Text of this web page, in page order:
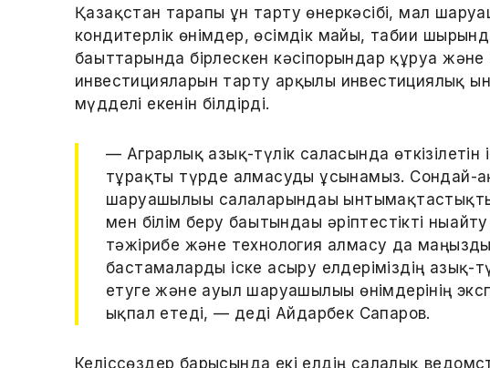
Қазақстан тарапы ұн тарту өнеркәсібі, мал
кондитерлік өнімдер, өсімдік майы, табиғи
бағыттарында бірлескен кәсіпорындар құруға
инвестицияларын тарту арқылы инвестициялық
мүдделі екенін білдірді.
— Аграрлық азық-түлік саласында
тұрақты түрде алмасуды ұсынамыз. Сондай-
шаруашылығы салаларындағы
мен білім беру бағытындағы әріптестікті
тәжірибе және технология алмасу да
бастамаларды іске асыру елдеріміздің азық-
етуге және ауыл шаруашылығы өнімдерінің
ықпал етеді, — деді Айдарбек Сапаров.
Келіссөздер барысында екі елдің салалық